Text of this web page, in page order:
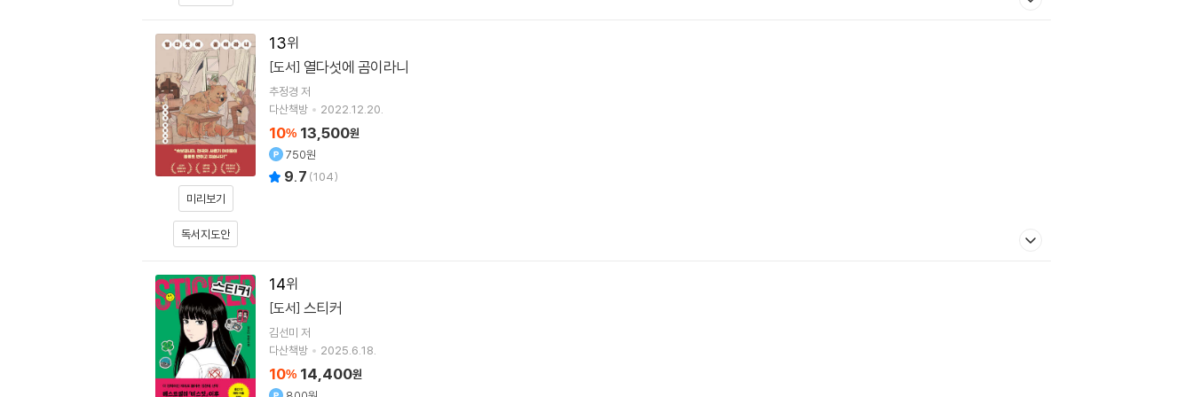
13
미리보기
독서지도안
[도서] 열다섯에 곰이라니
추정경 저
다산책방
2022.12.20.
10% 13,500원
750원
9.7 (104)
14
[도서] 스티커
김선미 저
다산책방
2025.6.18.
10% 14,400원